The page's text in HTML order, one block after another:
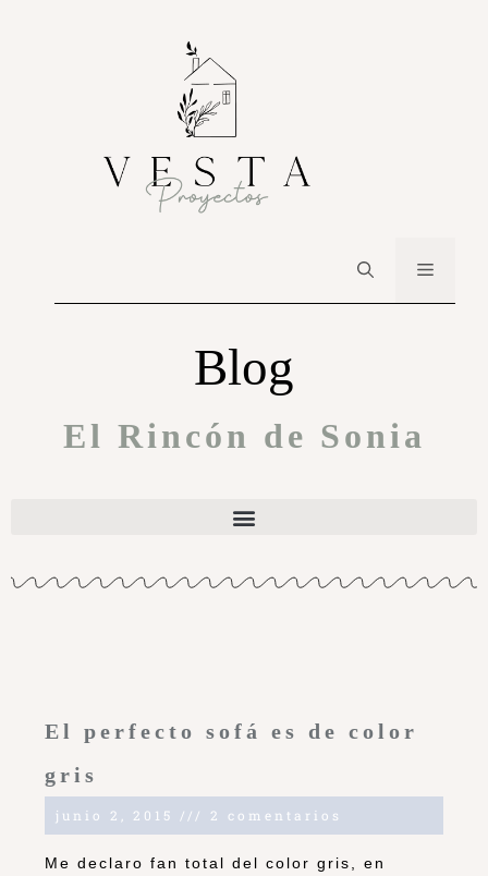
Blog
El Rincón de Sonia
El perfecto sofá es de color
gris
junio 2, 2015 2 comentarios
Me declaro fan total del color gris, en